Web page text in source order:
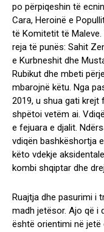
po përpiqeshin të
Cara, Heroinë e
të Komitetit të
reja të punës: Sahit
e Kurbneshit dhe
Rubikut dhe mbeti
mbarojnë këtu. Nga
2019, u shua gati krejt
shpëtoi vetëm ai.
e fejuara e djalit.
vdiqën bashkëshortja
këto vdekje
kombi shqiptar dhe
Ruajtja dhe pasurimi i
madh jetësor. Ajo që i
është orientimi në jetë